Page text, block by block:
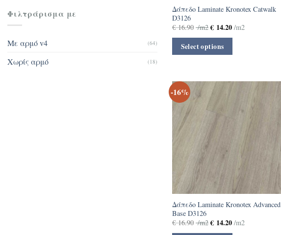
Φιλτράρισμα με
Με αρμό v4 (64)
Χωρίς αρμό (18)
Δάπεδο Laminate Kronotex Catwalk
D3126
€16.90 /m2 € 14.20 /m2
Select options
-16%
Δάπεδο Laminate Kronotex Advanced
Base D3126
€16.90 /m2 € 14.20 /m2